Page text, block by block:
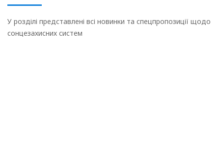
У розділі представлені всі новинки та спецпропозиції щодо
сонцезахисних систем